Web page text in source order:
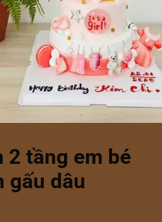
2 tầng em bé
gấu dâu